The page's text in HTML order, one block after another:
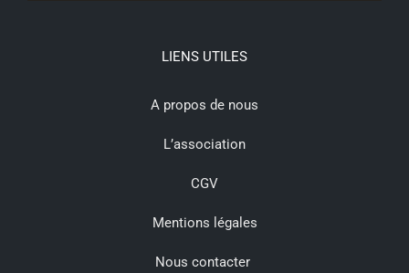
LIENS UTILES
A propos de nous
L’association
CGV
Mentions légales
Nous contacter